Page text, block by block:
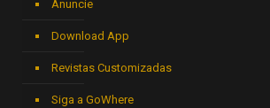
Anuncie
Download App
Revistas Customizadas
Siga a GoWhere